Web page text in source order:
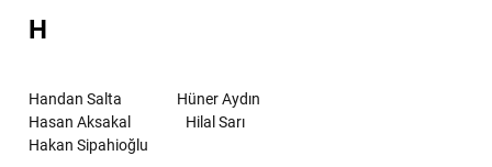
H
Handan Salta
Hüner Aydın
Hasan Aksakal
Hilal Sarı
Hakan Sipahioğlu